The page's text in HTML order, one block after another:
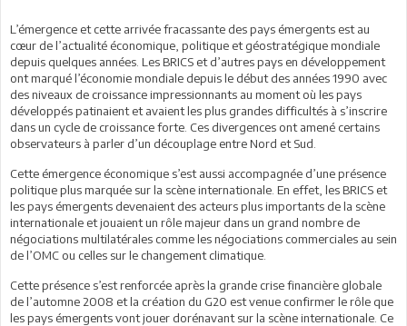
L ’émergence et cette arrivée fracassante des pays émergents est au
cœur de l’actualité économique, politique et géostratégique mondiale
depuis quelques années. Les BRICS et d’autres pays en développement
ont marqué l’économie mondiale depuis le début des années 1990 avec
des niveaux de croissance impressionnants au moment où les pays
développés patinaient et avaient les plus grandes difficultés à s’inscrire
dans un cycle de croissance forte. Ces divergences ont amené certains
observateurs à parler d’un découplage entre Nord et Sud.
Cette émergence économique s’est aussi accompagnée d’une présence
politique plus marquée sur la scène internationale. En effet, les BRICS et
les pays émergents devenaient des acteurs plus importants de la scène
internationale et jouaient un rôle majeur dans un grand nombre de
négociations multilatérales comme les négociations commerciales au sein
de l’OMC ou celles sur le changement climatique.
Cette présence s’est renforcée après la grande crise financière globale
de l’automne 2008 et la création du G20 est venue confirmer le rôle que
les pays émergents vont jouer dorénavant sur la scène internationale. Ce